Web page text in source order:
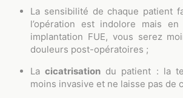
La sensibilité de chaque patient
l’opération est indolore mais
implantation FUE, vous serez
douleurs post-opératoires ;
Lacicatrisation du patient : la
moins invasive et ne laisse pas de